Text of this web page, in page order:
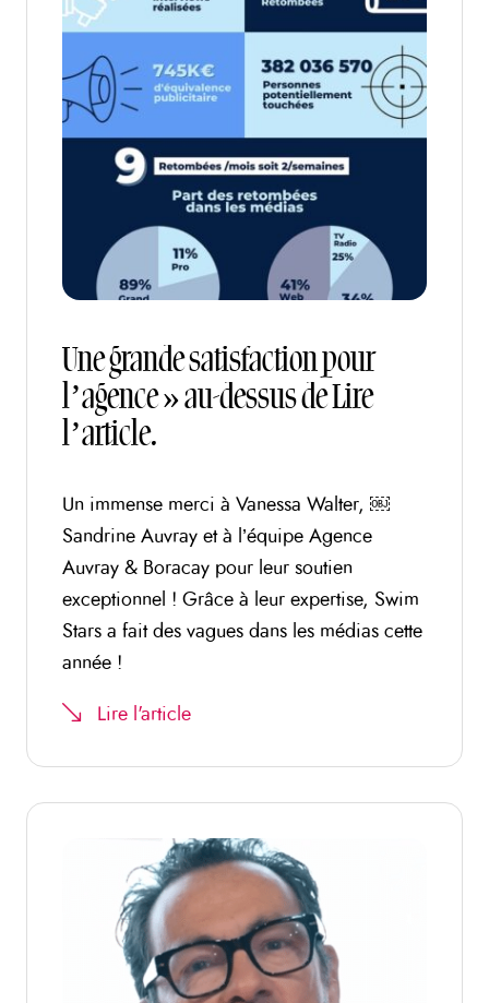
Une grande satisfaction pour
l’agence » au-dessus de Lire
l’article.
Un immense merci à Vanessa Walter, ￼
Sandrine Auvray et à l’équipe Agence
Auvray & Boracay pour leur soutien
exceptionnel ! Grâce à leur expertise, Swim
Stars a fait des vagues dans les médias cette
année !
Lire l'article